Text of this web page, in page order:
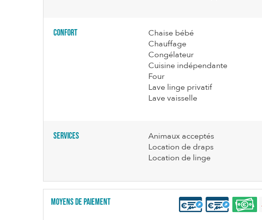
Confort
Chaise bébé
Chauffage
Congélateur
Cuisine indépendante
Four
Lave linge privatif
Lave vaisselle
Services
Animaux acceptés
Location de draps
Location de linge
Moyens de paiement